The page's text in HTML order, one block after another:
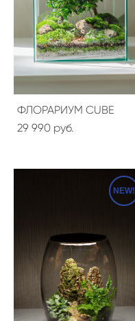
ФЛОРАРИУМ CUBE
29 990 pуб.
NEW!